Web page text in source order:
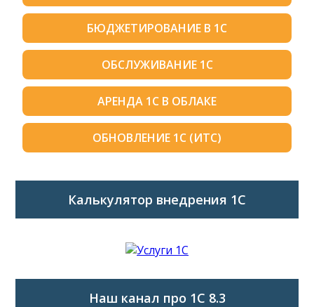
БЮДЖЕТИРОВАНИЕ В 1С
ОБСЛУЖИВАНИЕ 1С
АРЕНДА 1С В ОБЛАКЕ
ОБНОВЛЕНИЕ 1С (ИТС)
Калькулятор внедрения 1C
Наш канал про 1С 8.3